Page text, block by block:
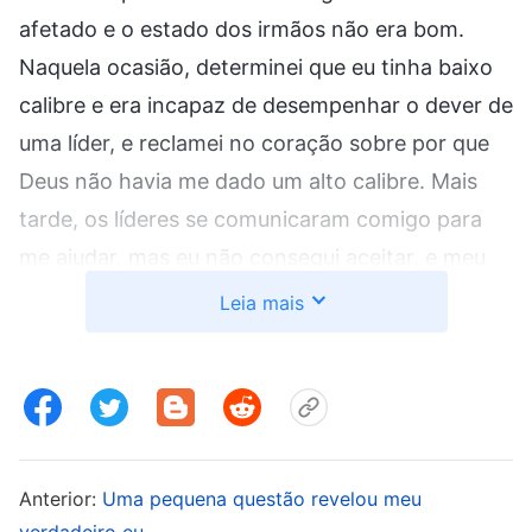
afetado e o estado dos irmãos não era bom.
Naquela ocasião, determinei que eu tinha baixo
calibre e era incapaz de desempenhar o dever de
uma líder, e reclamei no coração sobre por que
Deus não havia me dado um alto calibre. Mais
tarde, os líderes se comunicaram comigo para
me ajudar, mas eu não consegui aceitar, e meu
estado não se reverteu. No final, fui dispensada.
só então tive algum entendimento do meu
dificuldade, os covardes recuam. Por que fazem
Leia mais
Anterior: Uma pequena questão revelou meu